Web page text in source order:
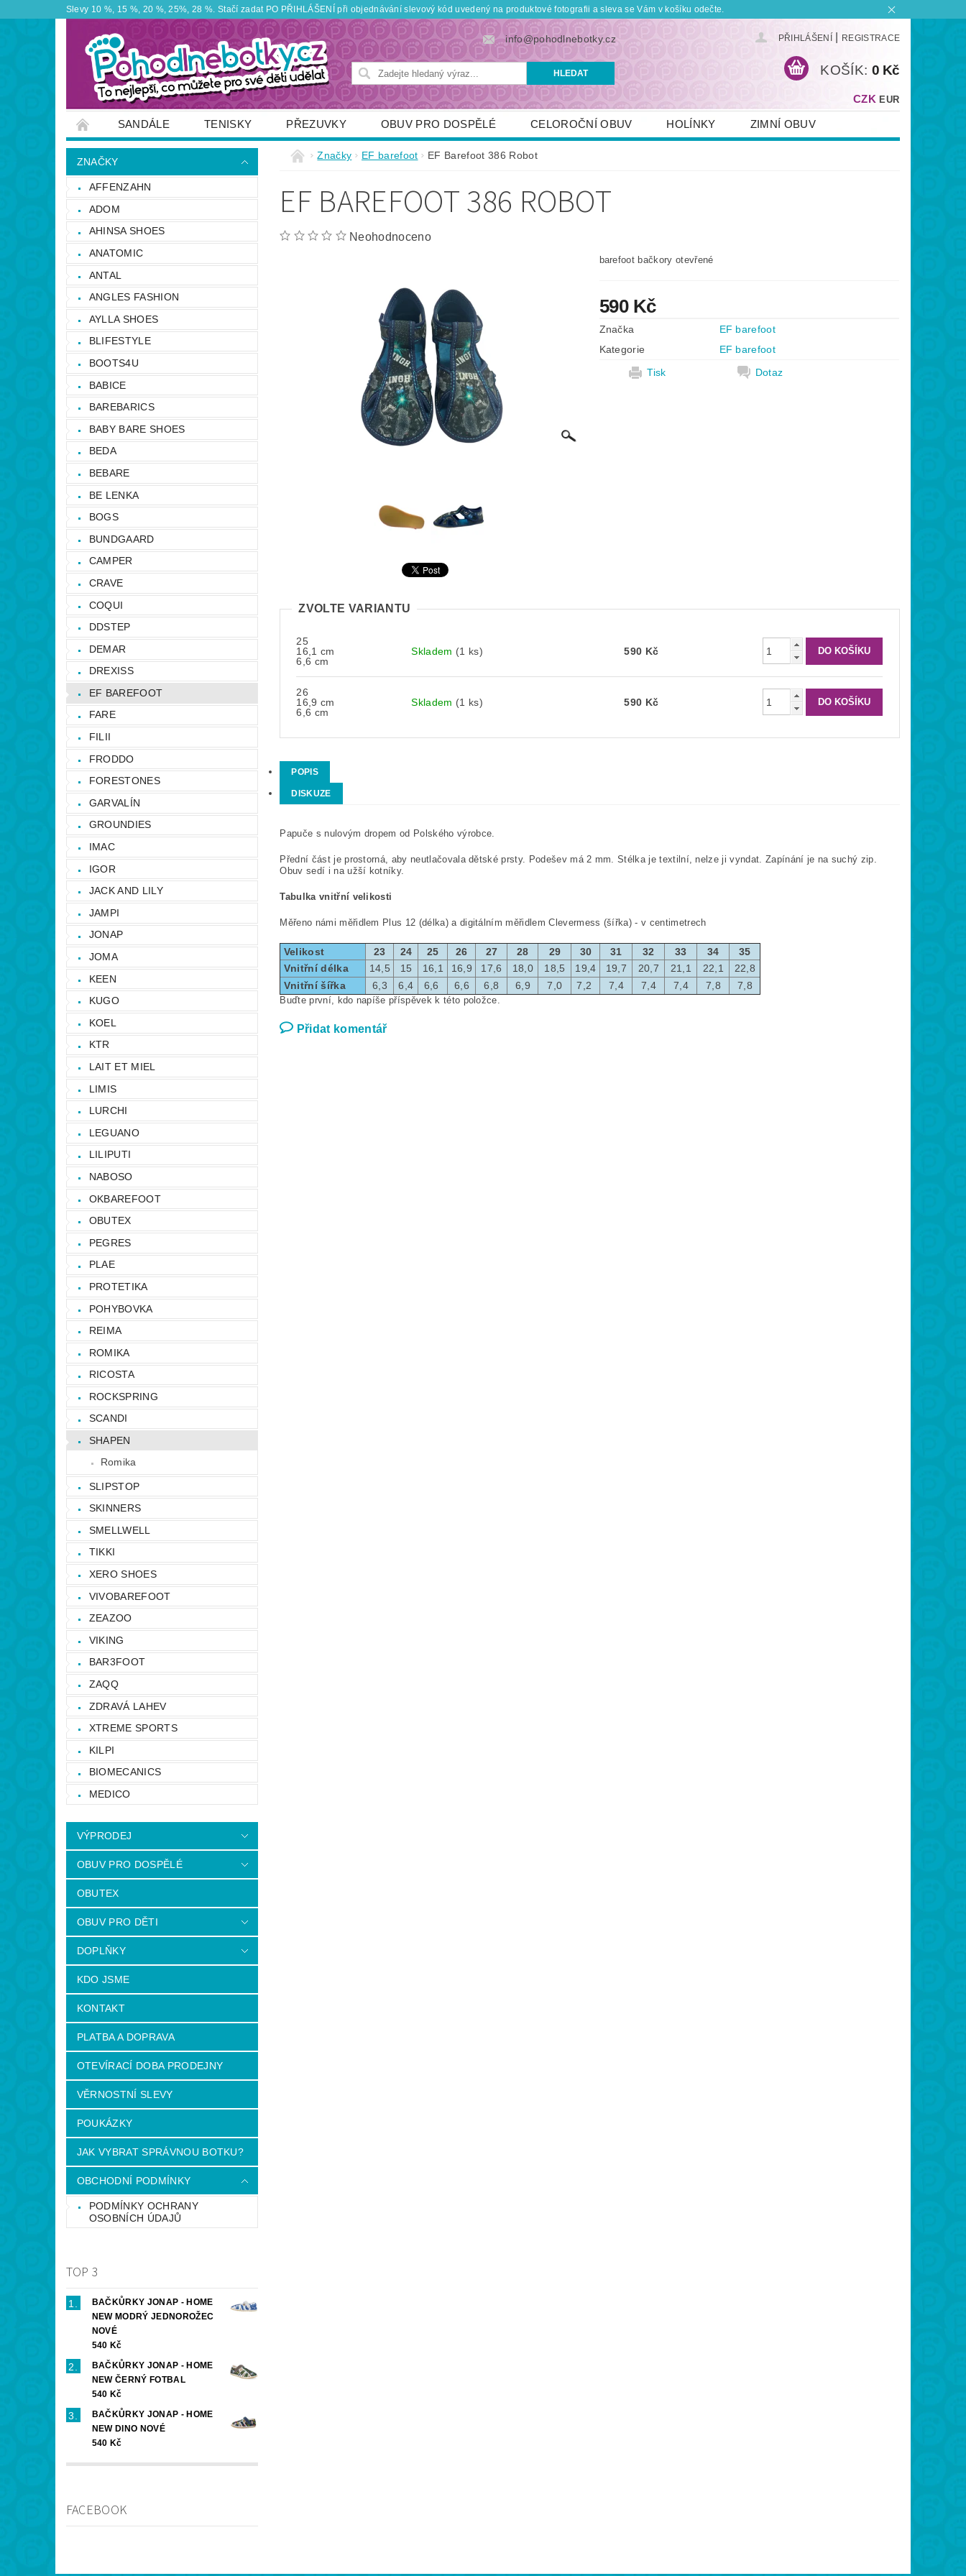
Slevy 10 %, 15 %, 20 %, 25%, 28 %. Stačí zadat PO PŘIHLÁŠENÍ při objednávání slevový kód uvedený na produktové fotografii a sleva se Vám v košíku odečte.
info@pohodlnebotky.cz PŘIHLÁŠENÍ REGISTRACE
CZK EUR
KOŠÍK: 0 Kč
SANDÁLE TENISKY PŘEZUVKY OBUV PRO DOSPĚLÉ CELOROČNÍ OBUV HOLÍNKY ZIMNÍ OBUV
ZNAČKY VÝPRODEJ OBUTEX OBUV PRO DĚTI DOPLŇKY
OTEVÍRACÍ DOBA PRODEJNY
NAPIŠTE NÁM
ZNAČKY
AFFENZAHN
ADOM
AHINSA SHOES
ANATOMIC
ANTAL
ANGLES FASHION
AYLLA SHOES
BLIFESTYLE
BOOTS4U
BABICE
BAREBARICS
BABY BARE SHOES
BEDA
BEBARE
BE LENKA
BOGS
BUNDGAARD
CAMPER
CRAVE
COQUI
DDSTEP
DEMAR
DREXISS
EF BAREFOOT
FARE
FILII
FRODDO
FORESTONES
GARVALÍN
GROUNDIES
IMAC
IGOR
JACK AND LILY
JAMPI
JONAP
JOMA
KEEN
KUGO
KOEL
KTR
LAIT ET MIEL
LIMIS
LURCHI
LEGUANO
LILIPUTI
NABOSO
OKBAREFOOT
OBUTEX
PEGRES
PLAE
PROTETIKA
POHYBOVKA
REIMA
ROMIKA
RICOSTA
ROCKSPRING
SCANDI
SHAPEN
Romika
SLIPSTOP
SKINNERS
SMELLWELL
TIKKI
XERO SHOES
VIVOBAREFOOT
ZEAZOO
VIKING
BAR3FOOT
ZAQQ
ZDRAVÁ LAHEV
XTREME SPORTS
KILPI
BIOMECANICS
MEDICO
VÝPRODEJ
OBUV PRO DOSPĚLÉ
OBUTEX
OBUV PRO DĚTI
DOPLŇKY
KDO JSME
KONTAKT
PLATBA A DOPRAVA
OTEVÍRACÍ DOBA PRODEJNY
VĚRNOSTNÍ SLEVY
POUKÁZKY
JAK VYBRAT SPRÁVNOU BOTKU?
OBCHODNÍ PODMÍNKY
PODMÍNKY OCHRANY
OSOBNÍCH ÚDAJŮ
TOP 3
BAČKŮRKY JONAP - HOME
NEW MODRÝ JEDNOROŽEC
NOVÉ
540 Kč
BAČKŮRKY JONAP - HOME
NEW ČERNÝ FOTBAL
540 Kč
BAČKŮRKY JONAP - HOME
NEW DINO NOVÉ
540 Kč
FACEBOOK
Značky EF barefoot EF Barefoot 386 Robot
EF BAREFOOT 386 ROBOT
Neohodnoceno
barefoot bačkory otevřené
590 Kč
Značka
EF barefoot
Kategorie
EF barefoot
Tisk
Dotaz
ZVOLTE VARIANTU
25
16,1 cm
6,6 cm
Skladem (1 ks) 590 Kč
26
16,9 cm
6,6 cm
Skladem (1 ks) 590 Kč
POPIS
DISKUZE
Papuče s nulovým dropem od Polského výrobce.
Přední část je prostorná, aby neutlačovala dětské prsty. Podešev má 2 mm. Stélka je textilní, nelze ji vyndat. Zapínání je na suchý zip.
Obuv sedí i na užší kotníky.
Tabulka vnitřní velikosti
Měřeno námi měřidlem Plus 12 (délka) a digitálním měřidlem Clevermess (šířka) - v centimetrech
Velikost 23 24 25 26 27 28 29 30 31 32 33 34
35
Vnitřní délka
14,5 15 16,1 16,9 17,6 18,0 18,5 19,4 19,7 20,7 21,1 22,1
22,8
Vnitřní šířka
6,3 6,4 6,6 6,6 6,8 6,9 7,0 7,2 7,4 7,4 7,4 7,8 7,8
Buďte první, kdo napíše příspěvek k této položce.
Přidat komentář